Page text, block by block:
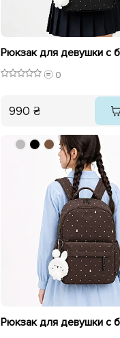
0
990 ₴